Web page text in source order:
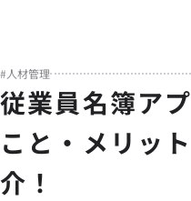
#人材管理
従業員名簿ア
こと・メリッ
介！